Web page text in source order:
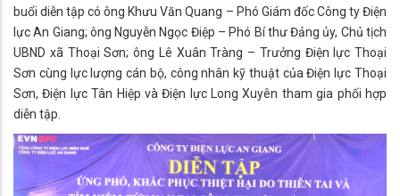
buổi diễn tập có ông Khưu Văn Quang – Phó Giám đốc Công ty Điện
lực An Giang; ông Nguyễn Ngọc Điệp – Phó Bí thư Đảng ủy, Chủ tịch
UBND xã Thoại Sơn; ông Lê Xuân Tràng – Trưởng Điện lực Thoại
Sơn cùng lực lượng cán bộ, công nhân kỹ thuật của Điện lực Thoại
Sơn, Điện lực Tân Hiệp và Điện lực Long Xuyên tham gia phối hợp
diễn tập.